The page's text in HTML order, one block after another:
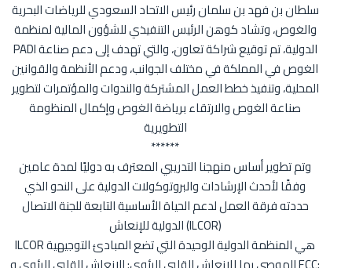
سلطان بن فهد بن سلمان رئيس الاتحاد السعودي للرياضات البحرية
والغوص، وتشاد كوهن الرئيس التنفيذي للشؤون المالية لمنظمة
PADI الدولية، تم توقيع شراكة تعاون، والتي تهدف إلى دعم صناعة
الغوص في المملكة في مختلف الجوانب، ودعم الأنظمة والقوانين
المحلية، وتنفيذ خطط العمل المشتركة والندوات والمؤتمرات لتطوير
صناعة الغوص والارتقاء برياضة الغوص وإكمال المنظومة
التطويرية
******
وتم تطوير أساس منهجنا التدريبي المعترف به دوليًا لمدة عامين
وفقًا لأحدث الإرشادات والبروتوكولات الدولية على النحو الذي
حددته فرقة العمل لدعم الحياة الأساسية التابعة للجنة الاتصال
الدولية للإنعاش (ILCOR)
ILCOR هي المنظمة الدولية الوحيدة التي تضع المبادئ التوجيهية